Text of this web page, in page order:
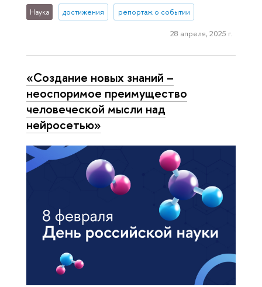
Наука достижения репортаж о событии
28 апреля, 2025 г.
«Создание новых знаний –
неоспоримое преимущество
человеческой мысли над
нейросетью»